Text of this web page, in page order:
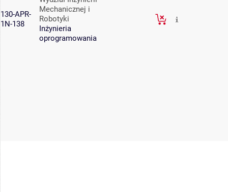
130-APR-
1N-138
Mechanicznej i
Robotyki
Inżynieria
oprogramowania